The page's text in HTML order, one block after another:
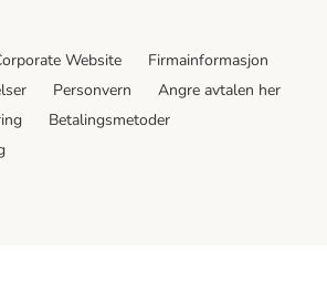
Website
Firmainformasjon
Personvern
Angre avtalen her
Betalingsmetoder